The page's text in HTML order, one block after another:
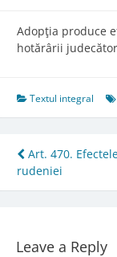
Adopţia produce
hotărârii
Textul integral
Post
Art. 470.
rudeniei
Leave a Reply